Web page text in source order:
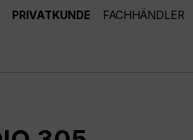
PRIVATKUNDE FACHHÄNDLER